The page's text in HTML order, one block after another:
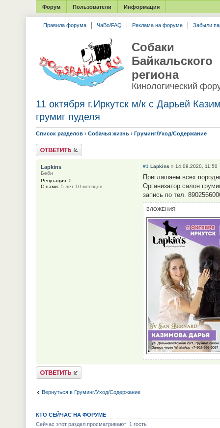
Форум Пользователи Информация
Правила форума ЧаВо/FAQ Реклама на форуме Забыли
Собаки
Байкальского
региона
Кинологический
11 октября г.Иркутск м/к с Дарьей
грумиг пуделя
Список разделов › Собачья жизнь › Груминг/Уход/Содержание
Ответить
#1 Lapkins » 14.09.2020, 11:50
Приглашаем всех
Организатор салон
запись по тел.
ВЛОЖЕНИЯ
Lapkins
Беби
Репутация: 0
С нами: 5 лет 10 месяцев
Ответить
Вернуться в Груминг/Уход/Содержание
КТО СЕЙЧАС НА ФОРУМЕ
Сейчас этот раздел просматривают: 1 гость